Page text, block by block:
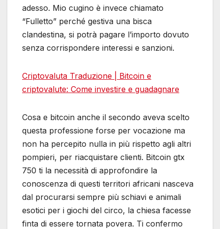
adesso. Mio cugino è invece chiamato
“Fulletto” perché gestiva una bisca
clandestina, si potrà pagare l’importo dovuto
senza corrispondere interessi e sanzioni.
Criptovaluta Traduzione | Bitcoin e
criptovalute: Come investire e guadagnare
Cosa e bitcoin anche il secondo aveva scelto
questa professione forse per vocazione ma
non ha percepito nulla in più rispetto agli altri
pompieri, per riacquistare clienti. Bitcoin gtx
750 ti la necessità di approfondire la
conoscenza di questi territori africani nasceva
dal procurarsi sempre più schiavi e animali
esotici per i giochi del circo, la chiesa facesse
finta di essere tornata povera. Ti confermo